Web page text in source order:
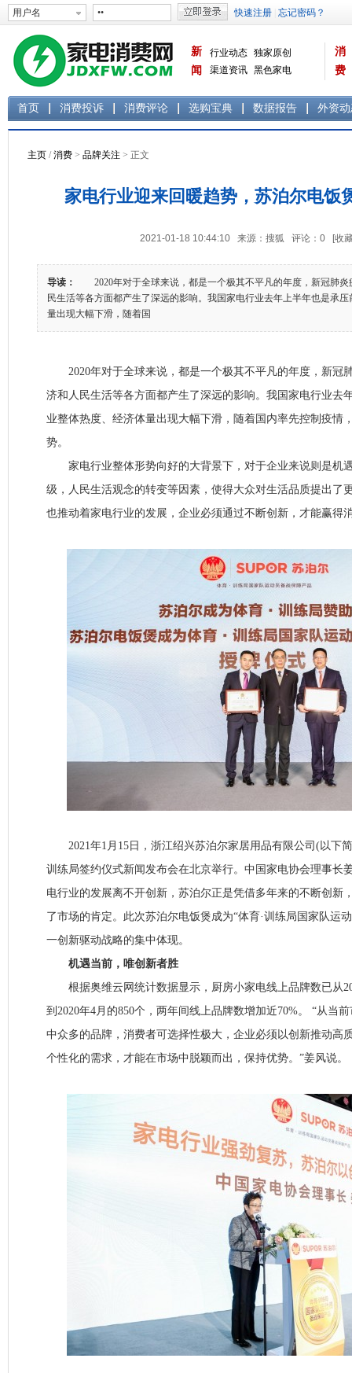
新
闻
行业动态 独家原创
渠道资讯 黑色家电
消
费
首页 消费投诉 消费评论 选购宝典 数据报告 外资
主页 /消费 > 品牌关注 > 正文
家电行业迎来回暖趋势，苏泊尔电饭
2021-01-18 10:44:10 来源：搜狐 评论： 0 [收
导读：
2020年对于全球来说，都是一个极其不平凡的年度，新冠肺炎
民生活等各方面都产生了深远的影响。我国家电行业去年上半年也是承
量出现大幅下滑，随着国
2020年对于全球来说，都是一个极其不平凡的年度，新冠
济和人民生活等各方面都产生了深远的影响。我国家电行业去
业整体热度、经济体量出现大幅下滑，随着国内率先控制疫情
势。
家电行业整体形势向好的大背景下，对于企业来说则是机
级，人民生活观念的转变等因素，使得大众对生活品质提出了
也推动着家电行业的发展，企业必须通过不断创新，才能赢得
2021年1月15日，浙江绍兴苏泊尔家居用品有限公司(以下
训练局签约仪式新闻发布会在北京举行。中国家电协会理事长
电行业的发展离不开创新，苏泊尔正是凭借多年来的不断创新
了市场的肯定。此次苏泊尔电饭煲成为“体育·训练局国家队运
一创新驱动战略的集中体现。
机遇当前，唯创新者胜
根据奥维云网统计数据显示，厨房小家电线上品牌数已从
到2020年4月的850个，两年间线上品牌数增加近70%。 “从当
中众多的品牌，消费者可选择性极大，企业必须以创新推动高
个性化的需求，才能在市场中脱颖而出，保持优势。”姜风说。